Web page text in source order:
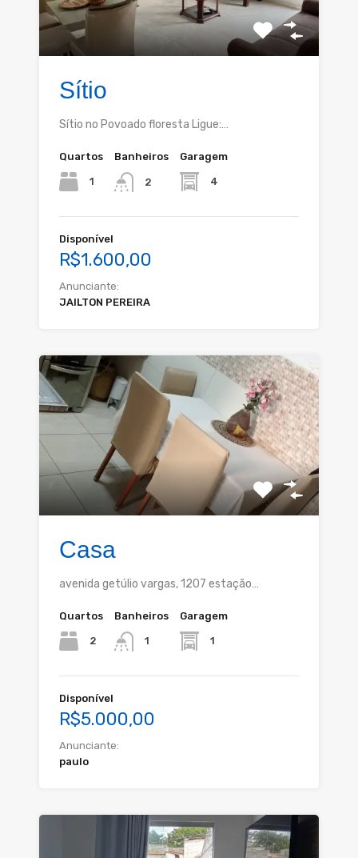
Sítio
Sítio no Povoado floresta Ligue:…
Quartos
1
Banheiros
2
Garagem
4
Disponível
R$1.600,00
Anunciante:
JAILTON PEREIRA
Casa
avenida getúlio vargas, 1207 estação…
Quartos
2
Banheiros
1
Garagem
1
Disponível
R$5.000,00
Anunciante:
paulo